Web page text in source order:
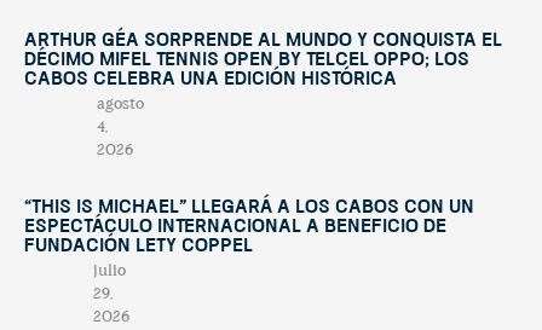
Arthur Géa sorprende al mundo y conquista el
décimo Mifel Tennis Open by Telcel OPPO; Los
Cabos celebra una edición histórica
agosto
4,
2026
“This Is Michael” llegará a Los Cabos con un
espectáculo internacional a beneficio de
Fundación Lety Coppel
julio
29,
2026